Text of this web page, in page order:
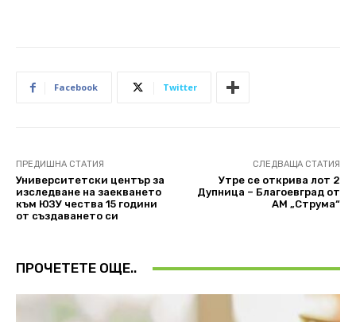
Facebook Twitter
ПРЕДИШНА СТАТИЯ
Университетски център за
изследване на заекването
към ЮЗУ чества 15 години
от създаването си
СЛЕДВАЩА СТАТИЯ
Утре се открива лот 2
Дупница – Благоевград от
АМ „Струма“
ПРОЧЕТЕТЕ ОЩЕ..